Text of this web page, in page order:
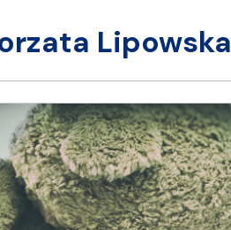
Lipowska